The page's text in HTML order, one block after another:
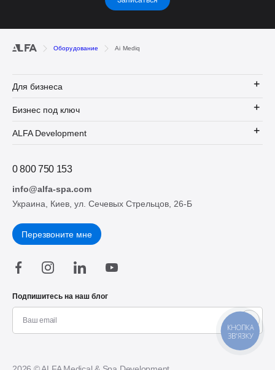
Оборудование Ai Mediq
Для бизнеса
Бизнес под ключ
ALFA Development
0 800 750 153
info@alfa-spa.com
Украина, Киев, ул. Сечевых Стрельцов, 26-Б
Перезвоните мне
Подпишитесь на наш блог
КНОПКА
ЗВ'ЯЗКУ